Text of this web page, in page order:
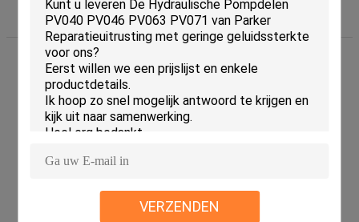
VERZENDEN
Thuis|Ongeveer ons |Contacteer ons |Sitemap|Privacy Policy
Copyright © 2018 - 2026 HongLi Hydraulic Pump Co.,LtD.
All rights reserved.